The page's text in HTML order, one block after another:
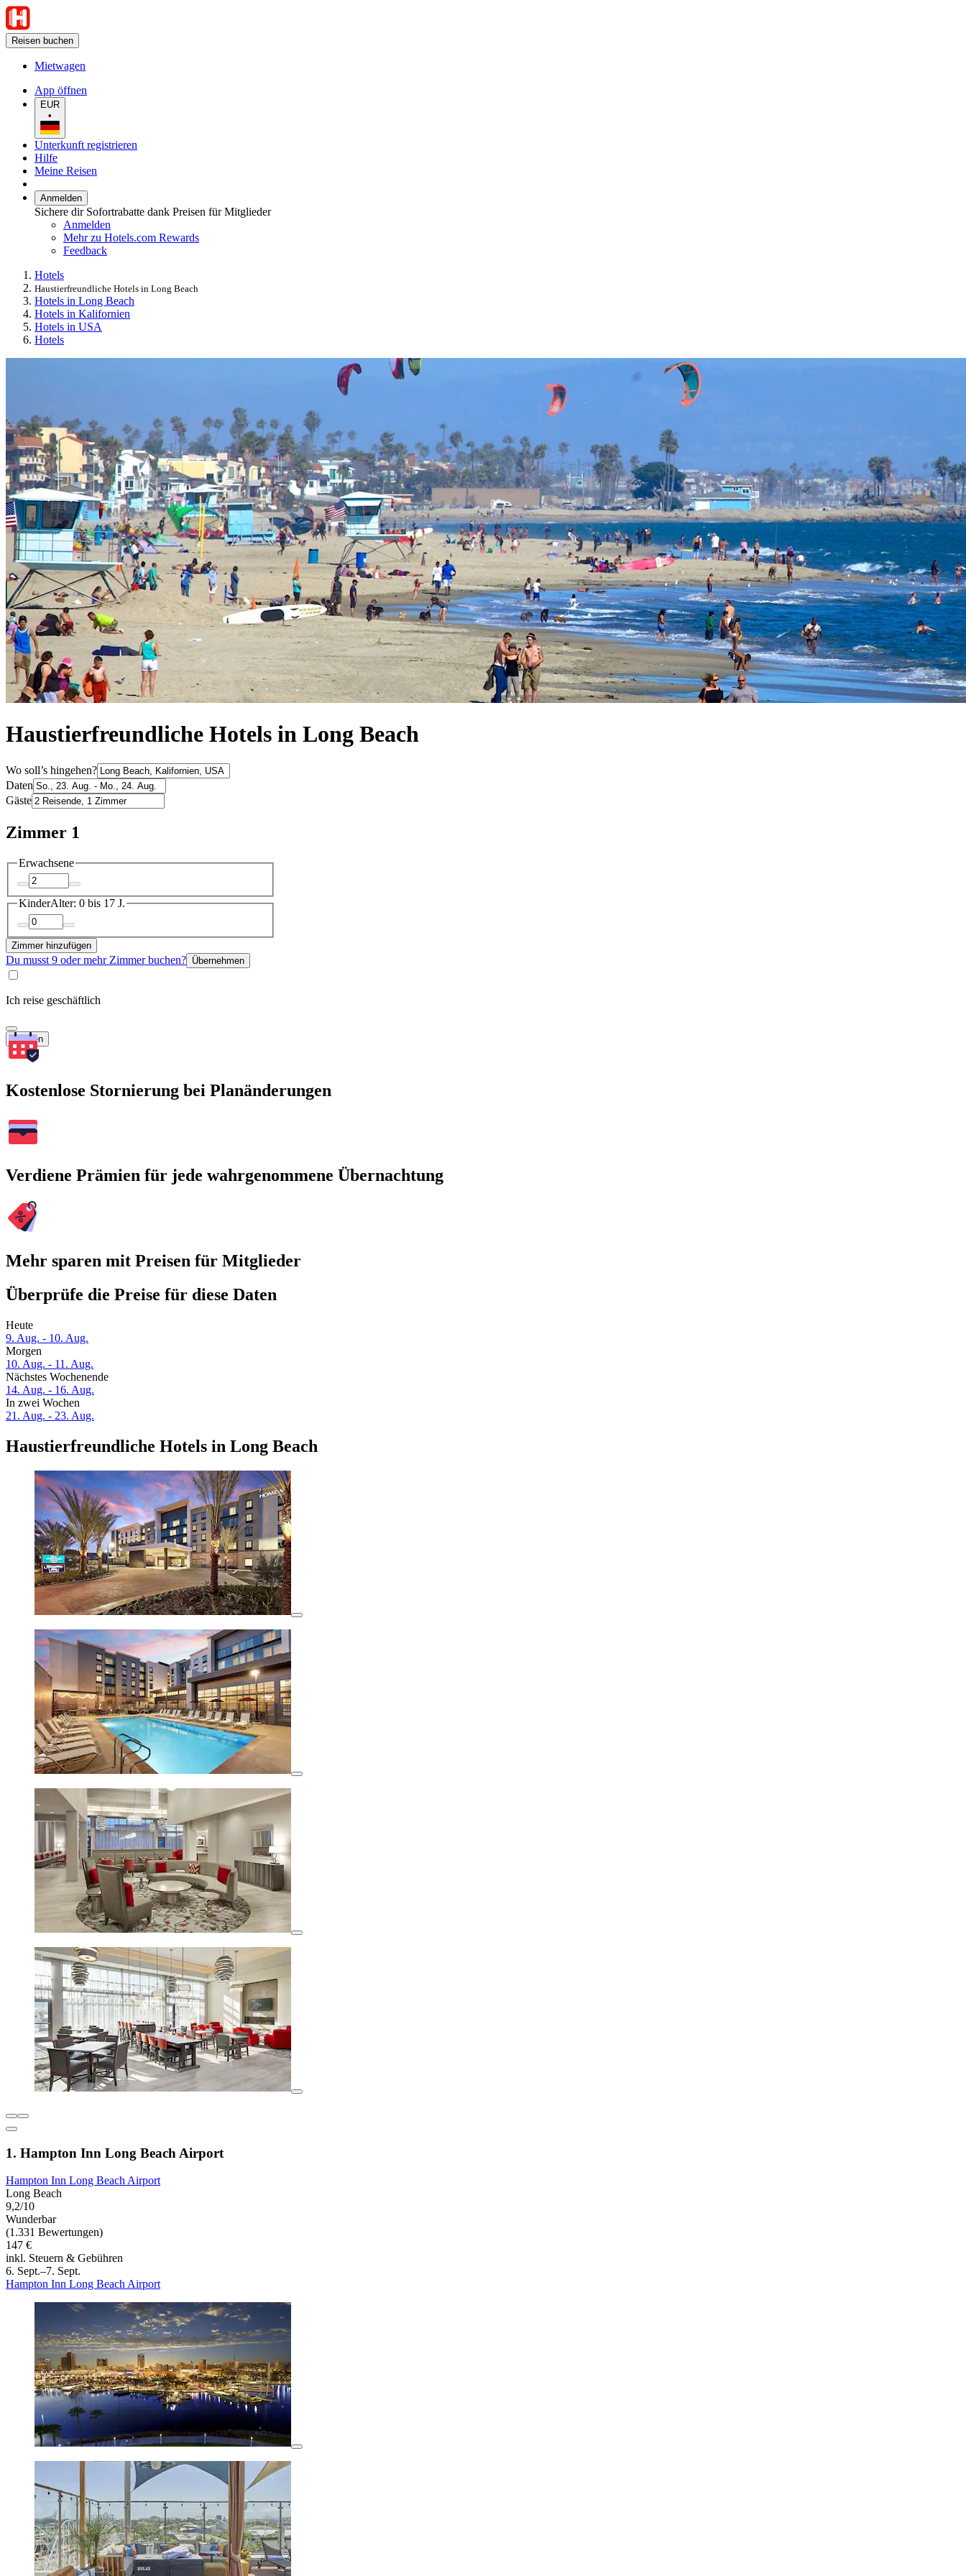
Reisen buchen
Mietwagen
App öffnen
EUR
•
Unterkunft registrieren
Hilfe
Meine Reisen
Anmelden
Sichere dir Sofortrabatte dank Preisen für Mitglieder
Anmelden
Mehr zu Hotels.com Rewards
Feedback
Hotels
Haustierfreundliche Hotels in Long Beach
Hotels in Long Beach
Hotels in Kalifornien
Hotels in USA
Hotels
Haustierfreundliche Hotels in Long Beach
Wo soll’s hingehen?
Daten
Gäste
Zimmer 1
Erwachsene
KinderAlter: 0 bis 17 J.
Zimmer hinzufügen
Du musst 9 oder mehr Zimmer buchen? Übernehmen
Ich reise geschäftlich
Suchen
Kostenlose Stornierung bei Planänderungen
Verdiene Prämien für jede wahrgenommene Übernachtung
Mehr sparen mit Preisen für Mitglieder
Überprüfe die Preise für diese Daten
Heute
9. Aug. - 10. Aug.
Morgen
10. Aug. - 11. Aug.
Nächstes Wochenende
14. Aug. - 16. Aug.
In zwei Wochen
21. Aug. - 23. Aug.
Haustierfreundliche Hotels in Long Beach
1. Hampton Inn Long Beach Airport
Hampton Inn Long Beach Airport
Long Beach
9,2/10
Wunderbar
(1.331 Bewertungen)
147 €
inkl. Steuern & Gebühren
6. Sept.–7. Sept.
Hampton Inn Long Beach Airport